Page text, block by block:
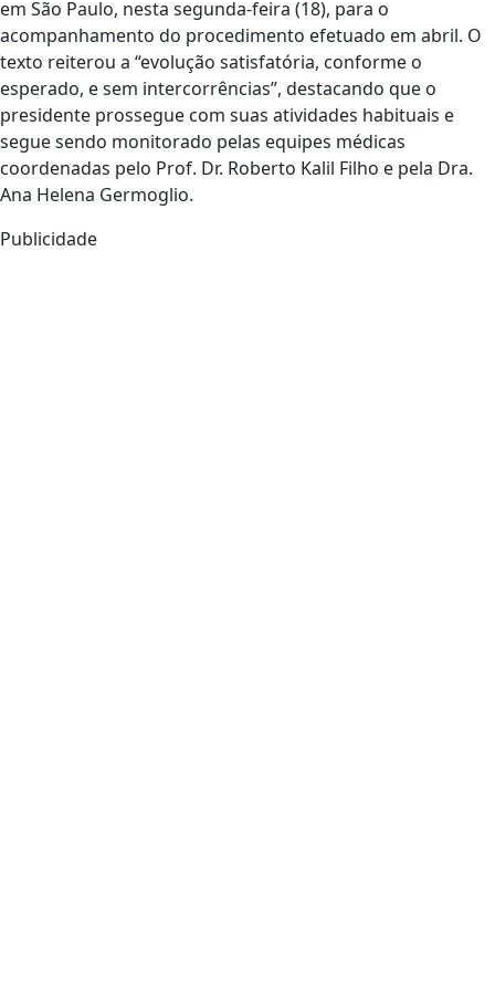
em São Paulo, nesta segunda-feira (18), para o
acompanhamento do procedimento efetuado em abril. O
texto reiterou a “evolução satisfatória, conforme o
esperado, e sem intercorrências”, destacando que o
presidente prossegue com suas atividades habituais e
segue sendo monitorado pelas equipes médicas
coordenadas pelo Prof. Dr. Roberto Kalil Filho e pela Dra.
Ana Helena Germoglio.
Publicidade